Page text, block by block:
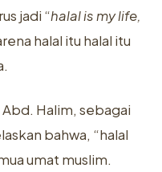
jadi “halal is my life,
halal itu halal itu
Halim, sebagai
bahwa, “halal
umat muslim.